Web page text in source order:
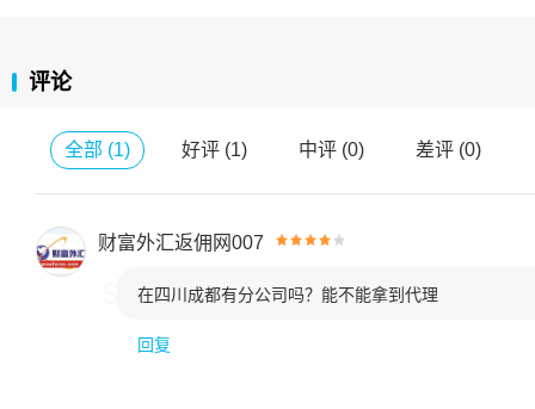
评论
全部 (1) 好评 (1) 中评 (0) 差评 (0)
财富外汇返佣网007
在四川成都有分公司吗？能不能拿到代理
回复